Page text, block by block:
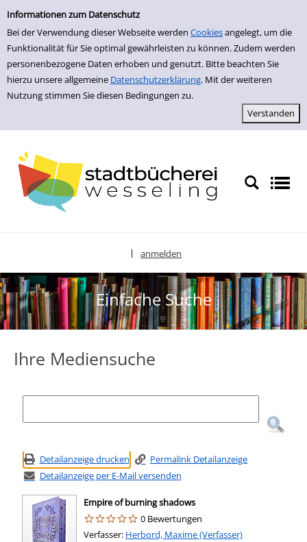
Informationen zum Datenschutz
Bei der Verwendung dieser Webseite werden Cookiesangelegt, um die
Funktionalität für Sie optimal gewährleisten zu können. Zudem werden
personenbezogene Daten erhoben und genutzt. Bitte beachten Sie
hierzu unsere allgemeine Datenschutzerklärung. Mit der weiteren
Nutzung stimmen Sie diesen Bedingungen zu.
zur Navigation springen
zum Inhalt springen
Zur Detailanzeige springen
anmelden
Einfache Suche
Ihre Mediensuche
Detailanzeige drucken
Permalink Detailanzeige
Detailanzeige per E-Mail versenden
Empire of burning shadows
0 Bewertungen
Verfasser: Suche nach diesem Verfasser
Herbord, Maxime (Verfasser)